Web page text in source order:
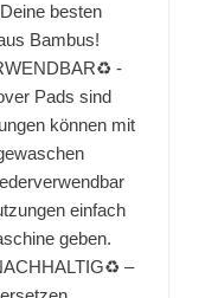
besten
Bambus!
-
Pads sind
können mit
einfach
geben.
–